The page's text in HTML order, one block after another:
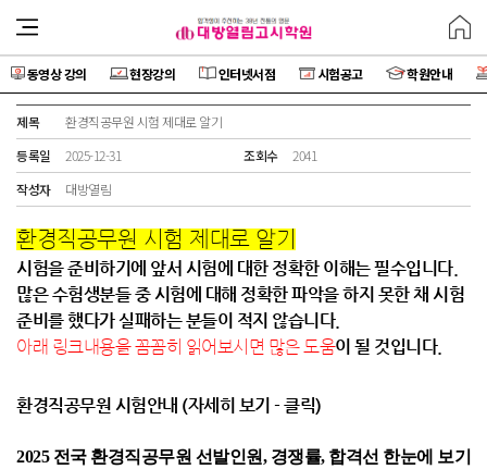
동영상 강의 현장강의 인터넷서점 시험공고 학원안내
제목
환경직공무원 시험 제대로 알기
등록일
2025-12-31 조회수
2041
작성자
대방열림
환경직공무원 시험 제대로 알기
시험을 준비하기에 앞서 시험에 대한 정확한 이해는 필수입니다.
많은 수험생분들 중 시험에 대해 정확한 파악을 하지 못한 채 시험
준비를 했다가 실패하는 분들이 적지 않습니다.
아래 링크내용을 꼼꼼히 읽어보시면 많은 도움이 될 것입니다.
환경직공무원 시험안내 (자세히 보기 - 클릭)
2025 전국 환경직공무원 선발인원, 경쟁률, 합격선 한눈에 보기